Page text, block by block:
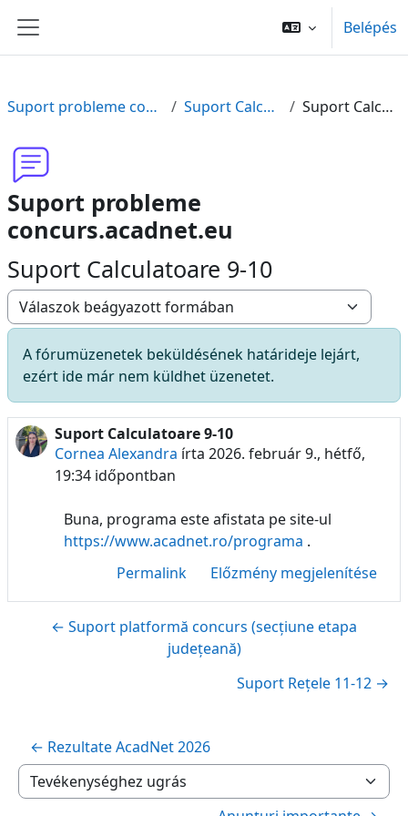
Oldalpanel
Belépés
Suport probleme concurs.acadnet.eu Suport Calculatoare 9-10 Suport Calculatoare 9-10
Suport probleme
concurs.acadnet.eu
Suport Calculatoare 9-10
Megjelenítési mód
A fórumüzenetek beküldésének határideje lejárt,
ezért ide már nem küldhet üzenetet.
Suport Calculatoare 9-10
Cornea Alexandra írta 2026. február 9., hétfő,
19:34időpontban
Válaszok szám: 0
Buna, programa este afistata pe site-ul
https://www.acadnet.ro/programa .
Permalink
Előzmény megjelenítése
← Suport platformă concurs (secțiune etapa
județeană)
Suport Rețele 11-12 →
← Rezultate AcadNet 2026
Tevékenységhez ugrás